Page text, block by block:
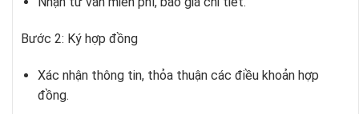
Bước 2: Ký hợp đồng
Xác nhận thông tin, thỏa thuận các điều khoản hợp
đồng.